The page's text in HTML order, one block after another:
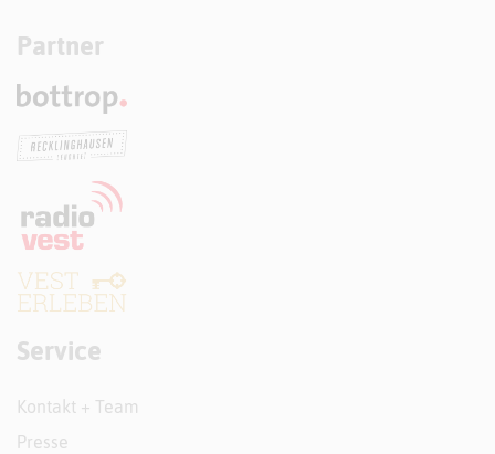
Partner
Service
Kontakt + Team
Presse